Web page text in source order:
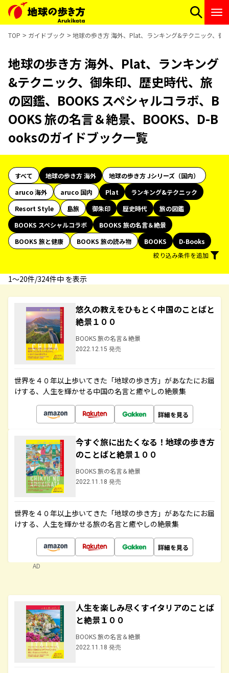
TOP ガイドブック 地球の歩き方 海外、Plat、ランキング&テクニック、御
地球の歩き方 海外、Plat、ランキング
&テクニック、御朱印、歴史時代、旅
の図鑑、BOOKS スペシャルコラボ、B
OOKS 旅の名言＆絶景、BOOKS、D-B
ooksのガイドブック一覧
すべて 地球の歩き方 海外
地球の歩き方 Jシリーズ（国内）
aruco 海外
aruco 国内 Plat
ランキング&テクニック
Resort Style
島旅 御朱印 歴史時代
旅の図鑑
BOOKS スペシャルコラボ
BOOKS 旅の名言＆絶景
BOOKS 旅と健康
BOOKS 旅の読み物 BOOKS
D-Books
絞り込み条件を追加
1〜20件/324件中 を表示
悠久の教えをひもとく中国のことばと
絶景１００
BOOKS 旅の名言＆絶景
2022.12.15 発売
世界を４０年以上歩いてきた「地球の歩き方」があなたにお届
けする、人生を輝かせる中国の名言と癒やしの絶景集
詳細を見る
今すぐ旅に出たくなる！地球の歩き方
のことばと絶景１００
BOOKS 旅の名言＆絶景
2022.11.18 発売
世界を４０年以上歩いてきた「地球の歩き方」があなたにお届
けする、人生を輝かせる旅の名言と癒やしの絶景集
詳細を見る
AD
人生を楽しみ尽くすイタリアのことば
と絶景１００
BOOKS 旅の名言＆絶景
2022.11.18 発売